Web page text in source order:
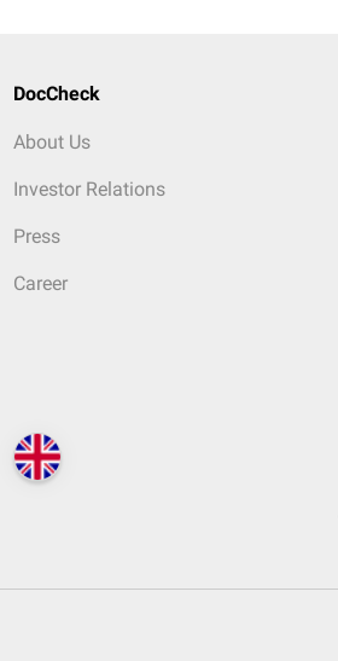
DocCheck
About Us
Investor Relations
Press
Career